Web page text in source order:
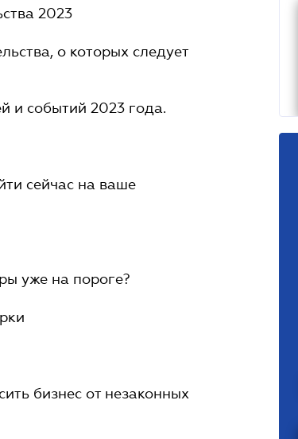
2023
о которых следует
и событий 2023 года.
сейчас на ваше
уже на пороге?
бизнес от незаконных